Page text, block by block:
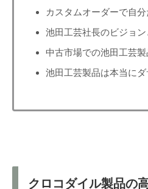
カスタムオーダーで自
池田工芸社長のビジョ
中古市場での池田工芸製
池田工芸製品は本当に
クロコダイル製品の